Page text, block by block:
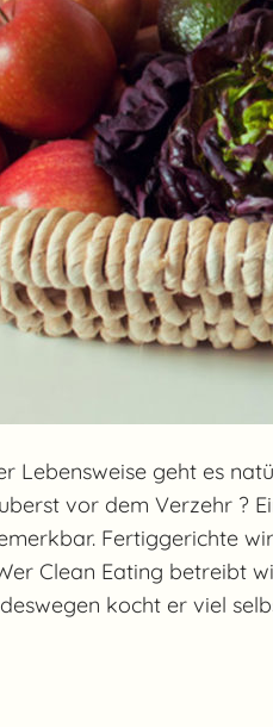
Lebensweise geht es
vor dem Verzehr ?
Fertiggerichte
Clean Eating betreibt
kocht er viel